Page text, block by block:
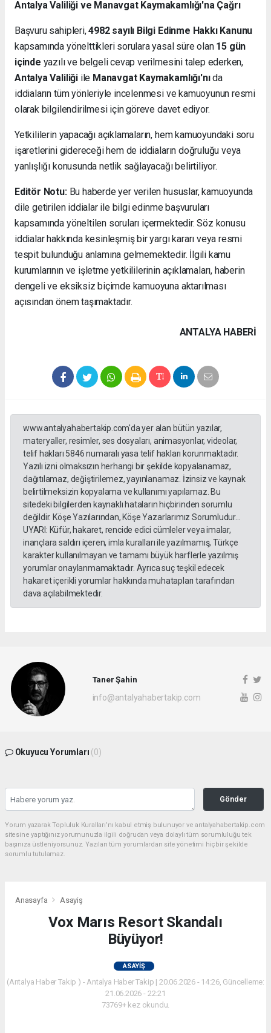
Antalya Valiliği ve Manavgat Kaymakamlığı'na Çağrı
Başvuru sahipleri,4982 sayılı Bilgi Edinme Hakkı Kanunu
kapsamında yönelttikleri sorulara yasal süre olan 15 gün
içinde yazılı ve belgeli cevap verilmesini talep ederken,
Antalya Valiliğiile Manavgat Kaymakamlığı'nıda
iddiaların tüm yönleriyle incelenmesi ve kamuoyunun resmi
olarak bilgilendirilmesi için göreve davet ediyor.
Yetkililerin yapacağı açıklamaların, hem kamuoyundaki soru
işaretlerini gidereceği hem de iddiaların doğruluğu veya
yanlışlığı konusunda netlik sağlayacağı belirtiliyor.
Editör Notu:Bu haberde yer verilen hususlar, kamuoyunda
dile getirilen iddialar ile bilgi edinme başvuruları
kapsamında yöneltilen soruları içermektedir. Söz konusu
iddialar hakkında kesinleşmiş bir yargı kararı veya resmi
tespit bulunduğu anlamına gelmemektedir. İlgili kamu
kurumlarının ve işletme yetkililerinin açıklamaları, haberin
dengeli ve eksiksiz biçimde kamuoyuna aktarılması
açısından önem taşımaktadır.
ANTALYA HABERİ
www.antalyahabertakip.com'da yer alan bütün yazılar,
materyaller, resimler, ses dosyaları, animasyonlar, videolar,
telif hakları 5846 numaralı yasa telif hakları korunmaktadır.
Yazılı izni olmaksızın herhangi bir şekilde kopyalanamaz,
dağıtılamaz, değiştirilemez, yayınlanamaz. İzinsiz ve kaynak
belirtilmeksizin kopyalama ve kullanımı yapılamaz. Bu
sitedeki bilgilerden kaynaklı hataların hiçbirinden sorumlu
değildir. Köşe Yazılarından, Köşe Yazarlarımız Sorumludur...
UYARI: Küfür, hakaret, rencide edici cümleler veya imalar,
inançlara saldırı içeren, imla kuralları ile yazılmamış, Türkçe
karakter kullanılmayan ve tamamı büyük harflerle yazılmış
yorumlar onaylanmamaktadır. Ayrıca suç teşkil edecek
hakaret içerikli yorumlar hakkında muhatapları tarafından
dava açılabilmektedir.
Taner Şahin
info@antalyahabertakip.com
Okuyucu Yorumları (0)
Gönder
Yorum yazarak Topluluk Kuralları’nı kabul etmiş bulunuyor ve antalyahabertakip.com
sitesine yaptığınız yorumunuzla ilgili doğrudan veya dolaylı tüm sorumluluğu tek
başınıza üstleniyorsunuz. Yazılan tüm yorumlardan site yönetimi hiçbir şekilde
sorumlu tutulamaz.
Anasayfa Asayiş
Vox Marıs Resort Skandalı
Büyüyor!
ASAYIŞ
(Antalya Haber Takip ) - Antalya Haber Takip | 20.06.2026 - 14:26, Güncelleme:
21.06.2026 - 22:21
73769+ kez okundu.